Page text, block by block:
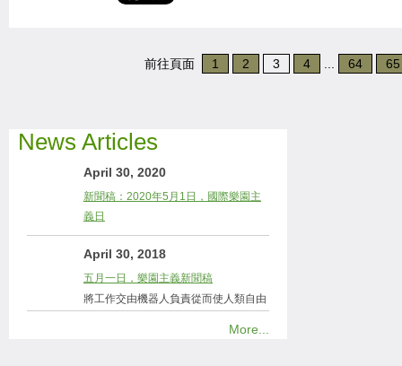
前往頁面 1 2 3 4 64 65
News Articles
April 30, 2020
新聞稿：2020年5月1日，國際樂園主
義日
April 30, 2018
五月一日，樂園主義新聞稿
將工作交由機器人負責從而使人類自由
More...